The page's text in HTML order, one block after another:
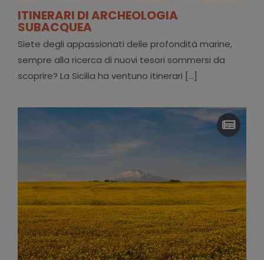
ITINERARI DI ARCHEOLOGIA
SUBACQUEA
Siete degli appassionati delle profondità marine,
sempre alla ricerca di nuovi tesori sommersi da
scoprire? La Sicilia ha ventuno itinerari [...]